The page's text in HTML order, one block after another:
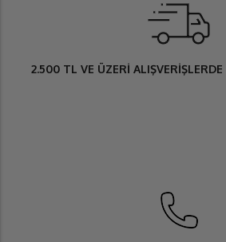
2.500 TL VE ÜZERİ ALIŞVERİŞLERDE